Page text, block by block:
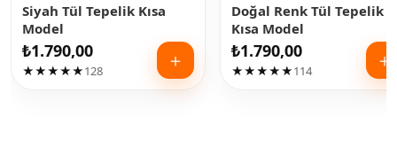
Siyah Tül Tepelik Kısa
Model
₺1.790,00
★★★★★128 ＋
Doğal Renk Tül Tepelik
Kısa Model
₺1.790,00
★★★★★114 ＋